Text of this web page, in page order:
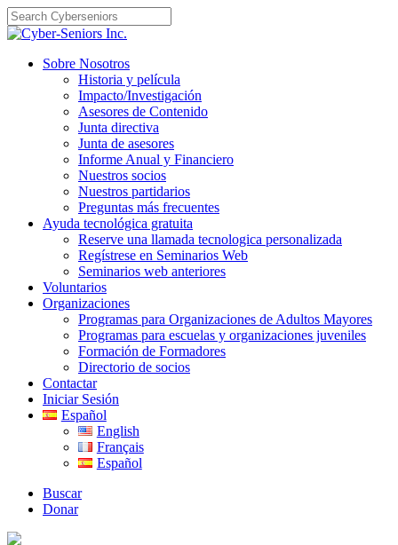
Skip
to
content
Sobre Nosotros
Historia y película
Impacto/Investigación
Asesores de Contenido
Junta directiva
Junta de asesores
Informe Anual y Financiero
Nuestros socios
Nuestros partidarios
Preguntas más frecuentes
Ayuda tecnológica gratuita
Reserve una llamada tecnologica personalizada
Regístrese en Seminarios Web
Seminarios web anteriores
Voluntarios
Organizaciones
Programas para Organizaciones de Adultos Mayores
Programas para escuelas y organizaciones juveniles
Formación de Formadores
Directorio de socios
Contactar
Iniciar Sesión
Español
English
Français
Español
Buscar
Donar